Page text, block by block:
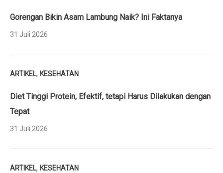
Gorengan Bikin Asam Lambung Naik? Ini Faktanya
31 Juli 2026
ARTIKEL, KESEHATAN
Diet Tinggi Protein, Efektif, tetapi Harus Dilakukan dengan
Tepat
31 Juli 2026
ARTIKEL, KESEHATAN